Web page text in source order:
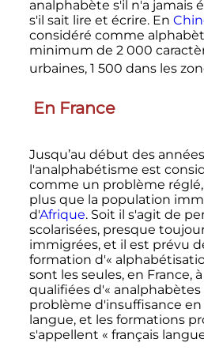
analphabète s'il n'a jamais
s'il sait lire et écrire. En
considéré comme
minimum de 2 000
urbaines, 1 500 dans les
En France
Jusqu’au début des
l'analphabétisme est
comme un problème
plus que la population
d'Afrique. Soit il s'agit de
scolarisées, presque
immigrées, et il est prévu
formation d'«
sont les seules, en France,
qualifiées d'« analphabètes
problème d'insuffisance en
langue, et les formations
s'appellent « français